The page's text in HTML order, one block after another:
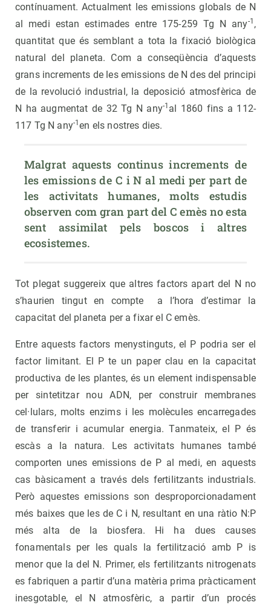
contínuament. Actualment les emissions globals de N
al medi estan estimades entre 175-259 Tg N any-1 ,
quantitat que és semblant a tota la fixació biològica
natural del planeta. Com a conseqüència d’aquests
grans increments de les emissions de N des del principi
de la revolució industrial, la deposició atmosfèrica de
N ha augmentat de 32 Tg N any-1 al 1860 fins a 112-
117 Tg N any-1 en els nostres dies.
Malgrat aquests continus increments de
les emissions de C i N al medi per part de
les activitats humanes, molts estudis
observen com gran part del C emès no esta
sent assimilat pels boscos i altres
ecosistemes.
Tot plegat suggereix que altres factors apart del N no
s’haurien tingut en compte a l’hora d’estimar la
capacitat del planeta per a fixar el C emès.
Entre aquests factors menystinguts, el P podria ser el
factor limitant. El P te un paper clau en la capacitat
productiva de les plantes, és un element indispensable
per sintetitzar nou ADN, per construir membranes
cel·lulars, molts enzims i les molècules encarregades
de transferir i acumular energia. Tanmateix, el P és
escàs a la natura. Les activitats humanes també
comporten unes emissions de P al medi, en aquests
cas bàsicament a través dels fertilitzants industrials.
Però aquestes emissions son desproporcionadament
més baixes que les de C i N, resultant en una ràtio N:P
més alta de la biosfera. Hi ha dues causes
fonamentals per les quals la fertilització amb P is
menor que la del N. Primer, els fertilitzants nitrogenats
es fabriquen a partir d’una matèria prima pràcticament
inesgotable, el N atmosfèric, a partir d’un procés